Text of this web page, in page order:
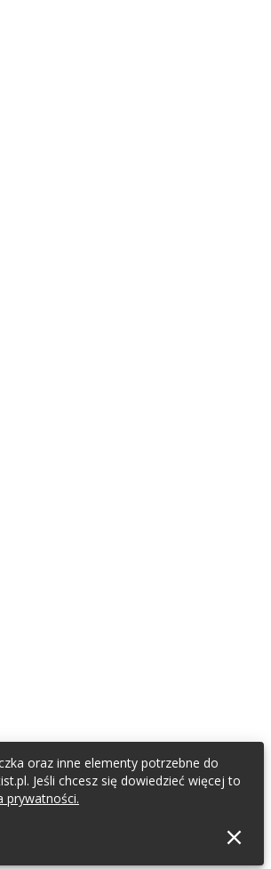
oraz inne elementy potrzebne do
Jeśli chcesz się dowiedzieć więcej to
prywatności.